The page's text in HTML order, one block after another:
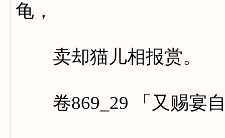
龟，
卖却猫儿相报赏。
卷869_29 「又赐宴自